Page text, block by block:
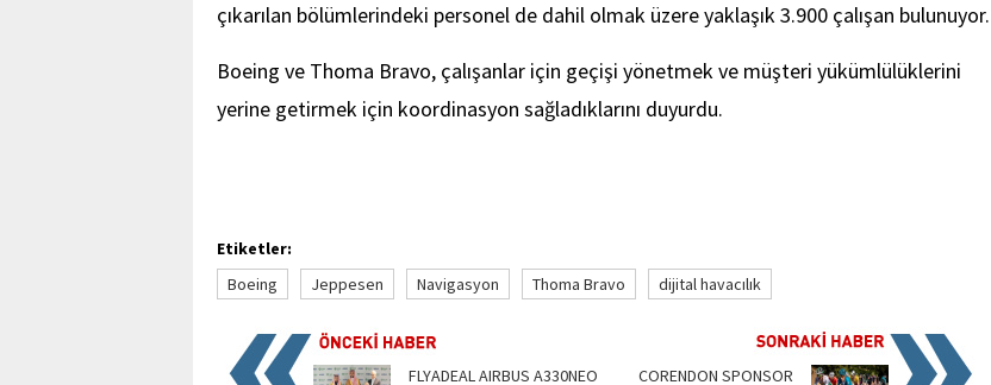
çıkarılan bölümlerindeki personel de dahil olmak üzere yaklaşık 3.900 çalışan bulunuyor.
Boeing ve Thoma Bravo, çalışanlar için geçişi yönetmek ve müşteri yükümlülüklerini
yerine getirmek için koordinasyon sağladıklarını duyurdu.
Etiketler:
Boeing
Jeppesen Navigasyon Thoma Bravo dijital havacılık
FLYADEAL AIRBUS A330NEO
CORENDON SPONSOR